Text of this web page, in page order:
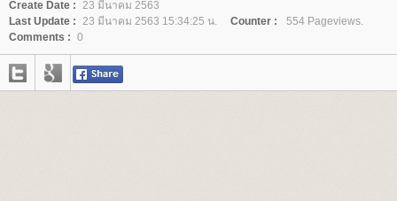
Create Date : 23 มีนาคม 2563
Last Update : 23 มีนาคม 2563 15:34:25 น. Counter :
554 Pageviews.
Comments : 0